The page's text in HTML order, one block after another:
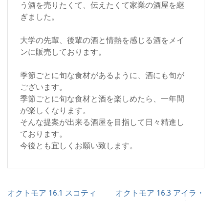
う酒を売りたくて、伝えたくて家業の酒屋を継
ぎました。
大学の先輩、後輩の酒と情熱を感じる酒をメイ
ンに販売しております。
季節ごとに旬な食材があるように、酒にも旬が
ございます。
季節ごとに旬な食材と酒を楽しめたら、一年間
が楽しくなります。
そんな提案が出来る酒屋を目指して日々精進し
ております。
今後とも宜しくお願い致します。
投
オクトモア 16.1 スコティ
オクトモア 16.3 アイラ・